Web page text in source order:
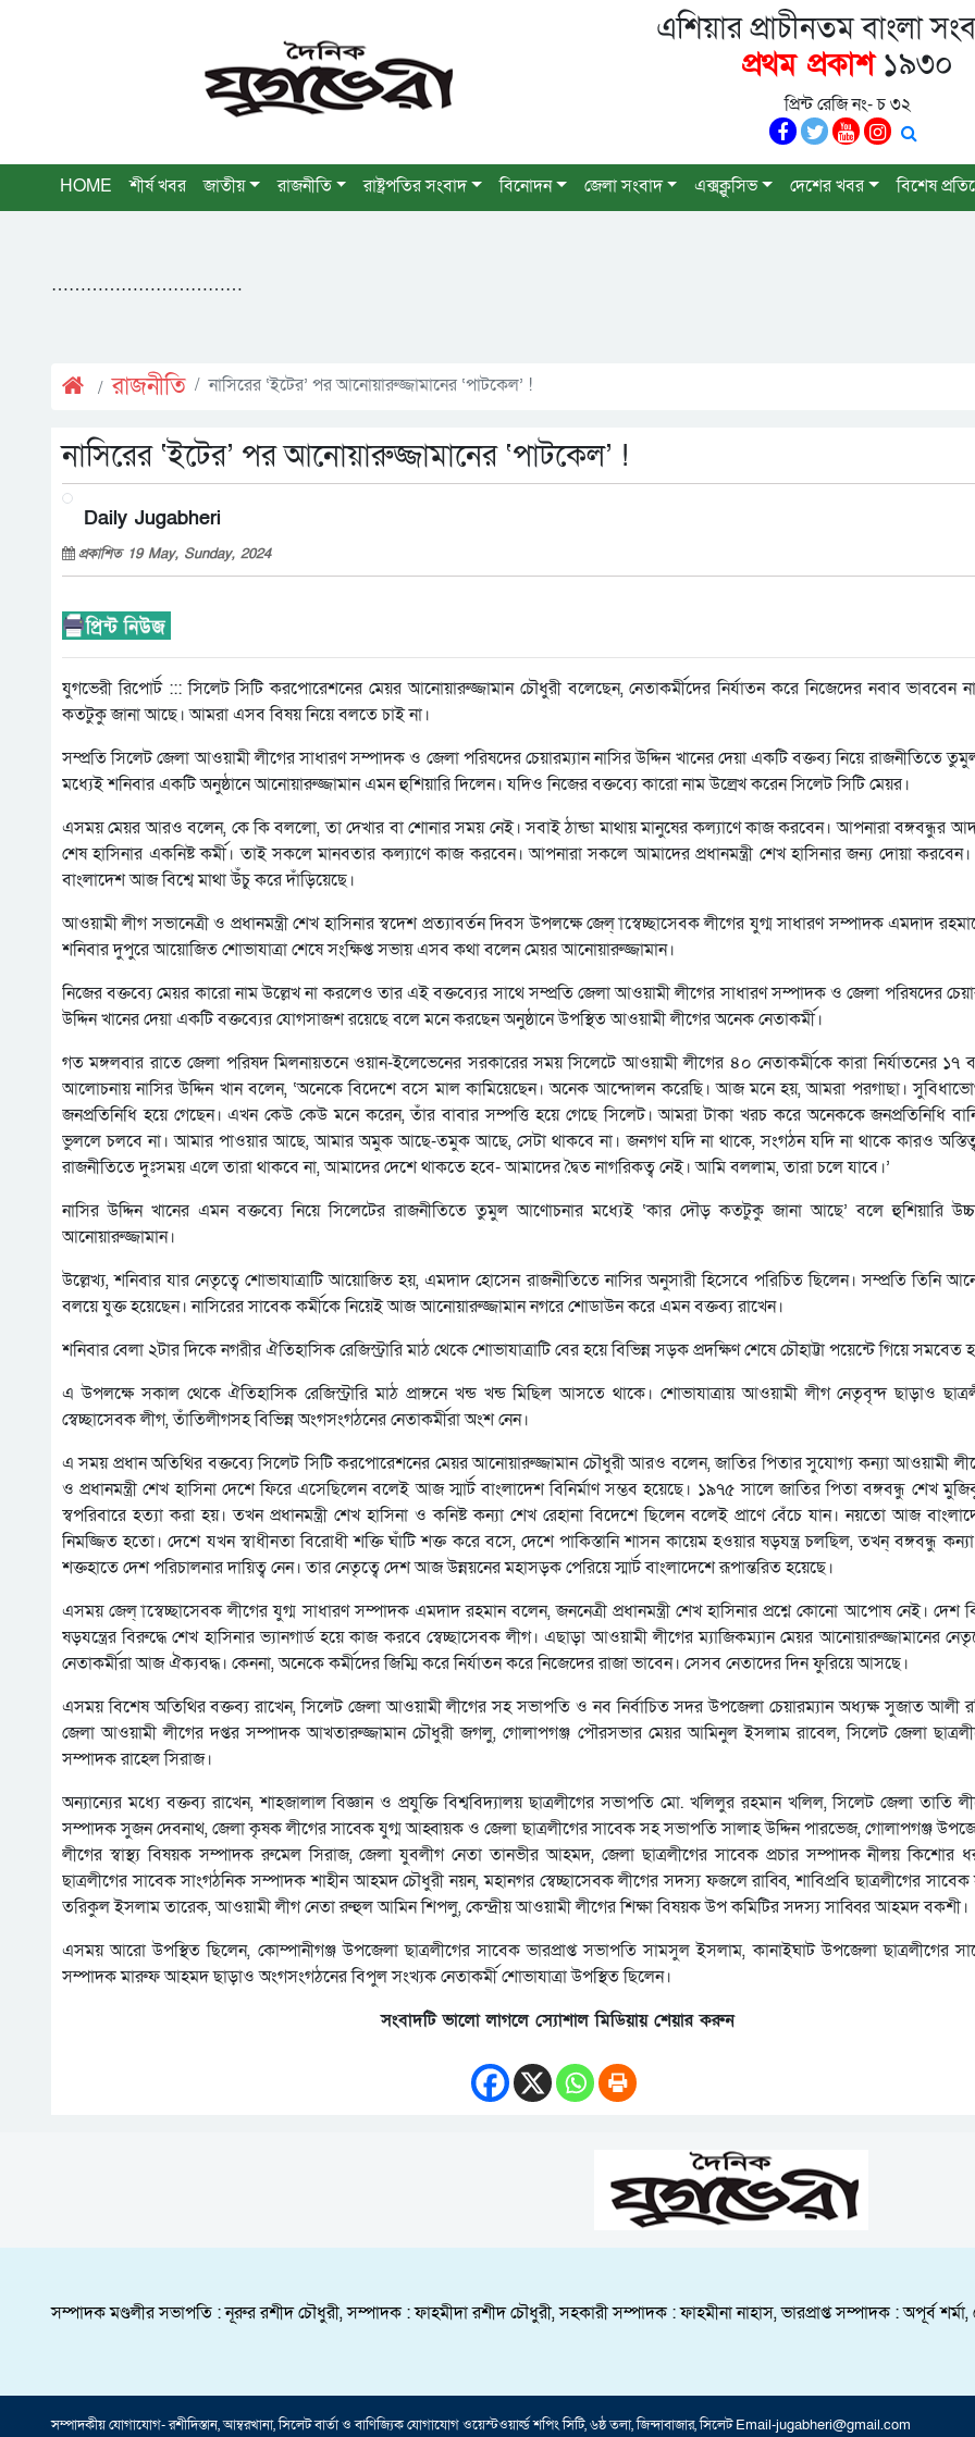
এশিয়ার প্রাচীনতম বাংলা
প্রথম প্রকাশ১৯৩০
প্রিন্ট রেজি নং- চ ৩২
HOME শীর্ষ খবর জাতীয় রাজনীতি রাষ্ট্রপতির সংবাদ বিনোদন জেলা সংবাদ এক্সক্লুসিভ দেশের খবর বিশেষ
……………………………
রাজনীতি নাসিরের ‘ইটের’ পর আনোয়ারুজ্জামানের ‘পাটকেল’ !
নাসিরের ‘ইটের’ পর আনোয়ারুজ্জামানের ‘পাটকেল’ !
Daily Jugabheri
প্রকাশিত 19 May, Sunday, 2024
যুগভেরী রিপোর্ট ::: সিলেট সিটি করপোরেশনের মেয়র আনোয়ারুজ্জামান চৌধুরী বলেছেন, নেতাকর্মীদের নির্যাতন করে নিজেদের নবাব ভাববেন
কতটুকু জানা আছে। আমরা এসব বিষয় নিয়ে বলতে চাই না।
সম্প্রতি সিলেট জেলা আওয়ামী লীগের সাধারণ সম্পাদক ও জেলা পরিষদের চেয়ারম্যান নাসির উদ্দিন খানের দেয়া একটি বক্তব্য নিয়ে রাজনীতিতে
মধ্যেই শনিবার একটি অনুষ্ঠানে আনোয়ারুজ্জামান এমন হুশিয়ারি দিলেন। যদিও নিজের বক্তব্যে কারো নাম উল্রেখ করেন সিলেট সিটি মেয়র।
এসময় মেয়র আরও বলেন, কে কি বললো, তা দেখার বা শোনার সময় নেই। সবাই ঠান্ডা মাথায় মানুষের কল্যাণে কাজ করবেন। আপনারা বঙ্গবন্ধুর
শেষ হাসিনার একনিষ্ট কর্মী। তাই সকলে মানবতার কল্যাণে কাজ করবেন। আপনারা সকলে আমাদের প্রধানমন্ত্রী শেখ হাসিনার জন্য দোয়া করবেন।
বাংলাদেশ আজ বিশ্বে মাথা উঁচু করে দাঁড়িয়েছে।
আওয়ামী লীগ সভানেত্রী ও প্রধানমন্ত্রী শেখ হাসিনার স্বদেশ প্রত্যাবর্তন দিবস উপলক্ষে জেল্ াস্বেচ্ছাসেবক লীগের যুগ্ম সাধারণ সম্পাদক এমদাদ
শনিবার দুপুরে আয়োজিত শোভাযাত্রা শেষে সংক্ষিপ্ত সভায় এসব কথা বলেন মেয়র আনোয়ারুজ্জামান।
নিজের বক্তব্যে মেয়র কারো নাম উল্লেখ না করলেও তার এই বক্তব্যের সাথে সম্প্রতি জেলা আওয়ামী লীগের সাধারণ সম্পাদক ও জেলা পরিষদের
উদ্দিন খানের দেয়া একটি বক্তব্যের যোগসাজশ রয়েছে বলে মনে করছেন অনুষ্ঠানে উপস্থিত আওয়ামী লীগের অনেক নেতাকর্মী।
গত মঙ্গলবার রাতে জেলা পরিষদ মিলনায়তনে ওয়ান-ইলেভেনের সরকারের সময় সিলেটে আওয়ামী লীগের ৪০ নেতাকর্মীকে কারা নির্যাতনের ১৭
আলোচনায় নাসির উদ্দিন খান বলেন, ‘অনেকে বিদেশে বসে মাল কামিয়েছেন। অনেক আন্দোলন করেছি। আজ মনে হয়, আমরা পরগাছা।
জনপ্রতিনিধি হয়ে গেছেন। এখন কেউ কেউ মনে করেন, তাঁর বাবার সম্পত্তি হয়ে গেছে সিলেট। আমরা টাকা খরচ করে অনেককে জনপ্রতিনিধি
ভুললে চলবে না। আমার পাওয়ার আছে, আমার অমুক আছে-তমুক আছে, সেটা থাকবে না। জনগণ যদি না থাকে, সংগঠন যদি না থাকে কারও
রাজনীতিতে দুঃসময় এলে তারা থাকবে না, আমাদের দেশে থাকতে হবে- আমাদের দ্বৈত নাগরিকত্ব নেই। আমি বললাম, তারা চলে যাবে।’
নাসির উদ্দিন খানের এমন বক্তব্যে নিয়ে সিলেটের রাজনীতিতে তুমুল আণোচনার মধ্যেই ‘কার দৌড় কতটুকু জানা আছে’ বলে হুশিয়ারি
আনোয়ারুজ্জামান।
উল্লেখ্য, শনিবার যার নেতৃত্বে শোভাযাত্রাটি আয়োজিত হয়, এমদাদ হোসেন রাজনীতিতে নাসির অনুসারী হিসেবে পরিচিত ছিলেন। সম্প্রতি তিনি
বলয়ে যুক্ত হয়েছেন। নাসিরের সাবেক কর্মীকে নিয়েই আজ আনোয়ারুজ্জামান নগরে শোডাউন করে এমন বক্তব্য রাখেন।
শনিবার বেলা ২টার দিকে নগরীর ঐতিহাসিক রেজিস্ট্রারি মাঠ থেকে শোভাযাত্রাটি বের হয়ে বিভিন্ন সড়ক প্রদক্ষিণ শেষে চৌহাট্টা পয়েন্টে গিয়ে সমবেত
এ উপলক্ষে সকাল থেকে ঐতিহাসিক রেজিস্ট্রারি মাঠ প্রাঙ্গনে খন্ড খন্ড মিছিল আসতে থাকে। শোভাযাত্রায় আওয়ামী লীগ নেতৃবৃন্দ ছাড়াও
স্বেচ্ছাসেবক লীগ, তাঁতিলীগসহ বিভিন্ন অংগসংগঠনের নেতাকর্মীরা অংশ নেন।
এ সময় প্রধান অতিথির বক্তব্যে সিলেট সিটি করপোরেশনের মেয়র আনোয়ারুজ্জামান চৌধুরী আরও বলেন, জাতির পিতার সুযোগ্য কন্যা আওয়ামী
ও প্রধানমন্ত্রী শেখ হাসিনা দেশে ফিরে এসেছিলেন বলেই আজ স্মার্ট বাংলাদেশ বিনির্মাণ সম্ভব হয়েছে। ১৯৭৫ সালে জাতির পিতা বঙ্গবন্ধু শেখ
স্বপরিবারে হত্যা করা হয়। তখন প্রধানমন্ত্রী শেখ হাসিনা ও কনিষ্ট কন্যা শেখ রেহানা বিদেশে ছিলেন বলেই প্রাণে বেঁচে যান। নয়তো আজ
নিমজ্জিত হতো। দেশে যখন স্বাধীনতা বিরোধী শক্তি ঘাঁটি শক্ত করে বসে, দেশে পাকিস্তানি শাসন কায়েম হওয়ার ষড়যন্ত্র চলছিল, তখন্ বঙ্গবন্ধু
শক্তহাতে দেশ পরিচালনার দায়িত্ব নেন। তার নেতৃত্বে দেশ আজ উন্নয়নের মহাসড়ক পেরিয়ে স্মার্ট বাংলাদেশে রূপান্তরিত হয়েছে।
এসময় জেল্ াস্বেচ্ছাসেবক লীগের যুগ্ম সাধারণ সম্পাদক এমদাদ রহমান বলেন, জননেত্রী প্রধানমন্ত্রী শেখ হাসিনার প্রশ্নে কোনো আপোষ নেই। দেশ
ষড়যন্ত্রের বিরুদ্ধে শেখ হাসিনার ভ্যানগার্ড হয়ে কাজ করবে স্বেচ্ছাসেবক লীগ। এছাড়া আওয়ামী লীগের ম্যাজিকম্যান মেয়র আনোয়ারুজ্জামানের
নেতাকর্মীরা আজ ঐক্যবদ্ধ। কেননা, অনেকে কর্মীদের জিম্মি করে নির্যাতন করে নিজেদের রাজা ভাবেন। সেসব নেতাদের দিন ফুরিয়ে আসছে।
এসময় বিশেষ অতিথির বক্তব্য রাখেন, সিলেট জেলা আওয়ামী লীগের সহ সভাপতি ও নব নির্বাচিত সদর উপজেলা চেয়ারম্যান অধ্যক্ষ সুজাত আলী
জেলা আওয়ামী লীগের দপ্তর সম্পাদক আখতারুজ্জামান চৌধুরী জগলু, গোলাপগঞ্জ পৌরসভার মেয়র আমিনুল ইসলাম রাবেল, সিলেট জেলা
সম্পাদক রাহেল সিরাজ।
অন্যান্যের মধ্যে বক্তব্য রাখেন, শাহজালাল বিজ্ঞান ও প্রযুক্তি বিশ্ববিদ্যালয় ছাত্রলীগের সভাপতি মো. খলিলুর রহমান খলিল, সিলেট জেলা তাতি
সম্পাদক সুজন দেবনাথ, জেলা কৃষক লীগের সাবেক যুগ্ম আহ্বায়ক ও জেলা ছাত্রলীগের সাবেক সহ সভাপতি সালাহ উদ্দিন পারভেজ, গোলাপগঞ্জ
লীগের স্বাস্থ্য বিষয়ক সম্পাদক রুমেল সিরাজ, জেলা যুবলীগ নেতা তানভীর আহমদ, জেলা ছাত্রলীগের সাবেক প্রচার সম্পাদক নীলয় কিশোর
ছাত্রলীগের সাবেক সাংগঠনিক সম্পাদক শাহীন আহমদ চৌধুরী নয়ন, মহানগর স্বেচ্ছাসেবক লীগের সদস্য ফজলে রাব্বি, শাবিপ্রবি ছাত্রলীগের
তরিকুল ইসলাম তারেক, আওয়ামী লীগ নেতা রুহুল আমিন শিপলু, কেন্দ্রীয় আওয়ামী লীগের শিক্ষা বিষয়ক উপ কমিটির সদস্য সাব্বির আহমদ বকশী।
এসময় আরো উপস্থিত ছিলেন, কোম্পানীগঞ্জ উপজেলা ছাত্রলীগের সাবেক ভারপ্রাপ্ত সভাপতি সামসুল ইসলাম, কানাইঘাট উপজেলা ছাত্রলীগের
সম্পাদক মারুফ আহমদ ছাড়াও অংগসংগঠনের বিপুল সংখ্যক নেতাকর্মী শোভাযাত্রা উপস্থিত ছিলেন।
সংবাদটি ভালো লাগলে স্যোশাল মিডিয়ায় শেয়ার করুন
সম্পাদক মণ্ডলীর সভাপতি : নূরুর রশীদ চৌধুরী, সম্পাদক : ফাহমীদা রশীদ চৌধুরী, সহকারী সম্পাদক : ফাহমীনা নাহাস, ভারপ্রাপ্ত সম্পাদক : অপূর্ব
সম্পাদকীয় যােগাযোগ- রশীদিস্তান, আম্বরখানা, সিলেট বার্তা ও বাণিজ্যিক যোগাযােগ ওয়েস্টওয়ার্ল্ড শপিং সিটি, ৬ষ্ঠ তলা, জিন্দাবাজার, সিলেট Email-jugabheri@gmail.com